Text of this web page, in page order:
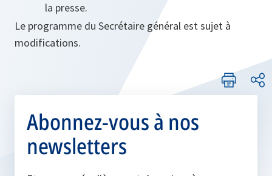
la presse.
Le programme du Secrétaire général est sujet à
modifications.
Abonnez-vous à nos
newsletters